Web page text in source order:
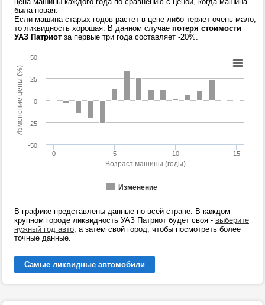
была новая.
Если машина старых годов растет в цене либо теряет очень мало,
то ликвидность хорошая. В данном случае потеря стоимости
УАЗ Патриот за первые три года составляет -20%.
Возраст машины (годы)
Изменение цены (%)
Изменение
0 5 10 15
0
-50
-25
25
50
В графике представлены данные по всей стране. В каждом
крупном городе ликвидность УАЗ Патриот будет своя - выберите
нужный год авто, а затем свой город, чтобы посмотреть более
точные данные.
Самые ликвидные автомобили